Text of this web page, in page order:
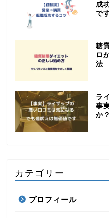
成
で
糖
ロ
法
ラ
事
か？
カテゴリー
プロフィール